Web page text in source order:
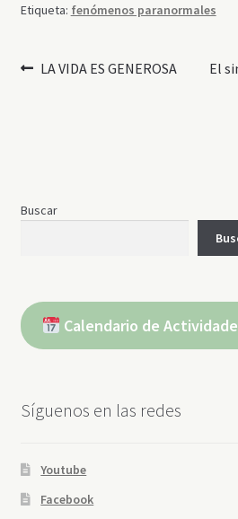
Etiqueta: fenómenos paranormales
Navegación
Anterior:
LA VIDA ES GENEROSA
El
Buscar
Calendario de
Síguenos en las redes
Youtube
Facebook